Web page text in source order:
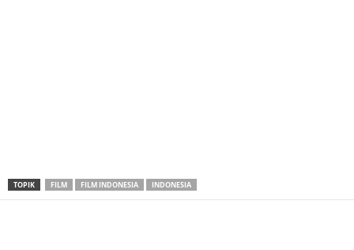
TOPIK FILM FILM INDONESIA INDONESIA